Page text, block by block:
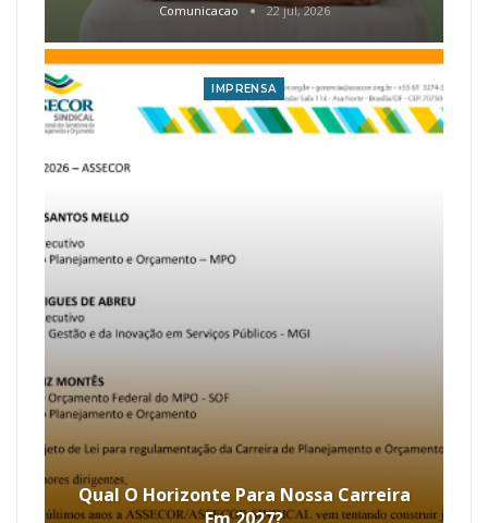
Comunicacao 22 jul, 2026
IMPRENSA
Qual O Horizonte Para Nossa Carreira